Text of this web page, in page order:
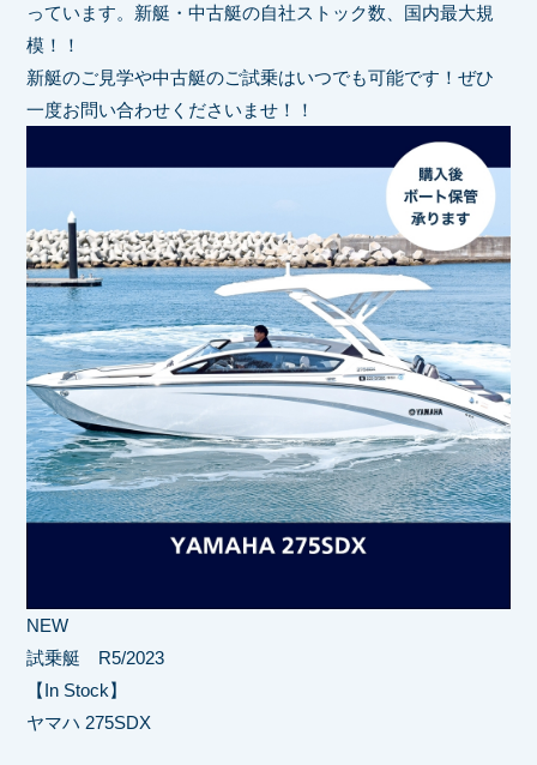
っています。新艇・中古艇の自社ストック数、国内最大規
模！！
新艇のご見学や中古艇のご試乗はいつでも可能です！ぜひ
一度お問い合わせくださいませ！！
NEW
試乗艇 R5/2023
【In Stock】
ヤマハ 275SDX